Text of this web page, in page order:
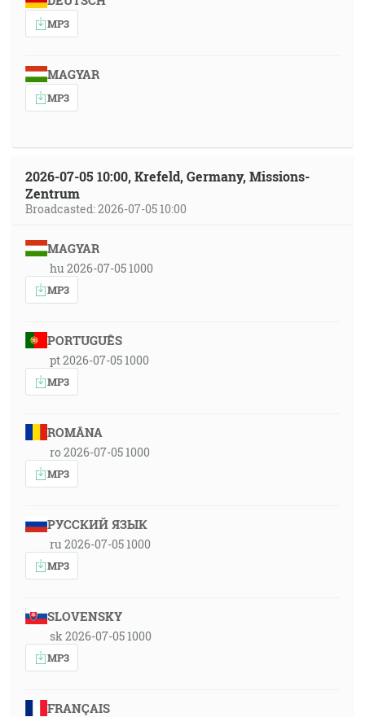
MP3
MAGYAR
MP3
2026-07-05 10:00, Krefeld, Germany, Missions-
Zentrum
Broadcasted: 2026-07-05 10:00
MAGYAR
hu 2026-07-05 1000
MP3
PORTUGUÊS
pt 2026-07-05 1000
MP3
ROMÂNA
ro 2026-07-05 1000
MP3
РУССКИЙ ЯЗЫК
ru 2026-07-05 1000
MP3
SLOVENSKY
sk 2026-07-05 1000
MP3
FRANÇAIS